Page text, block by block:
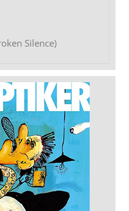
Silence)